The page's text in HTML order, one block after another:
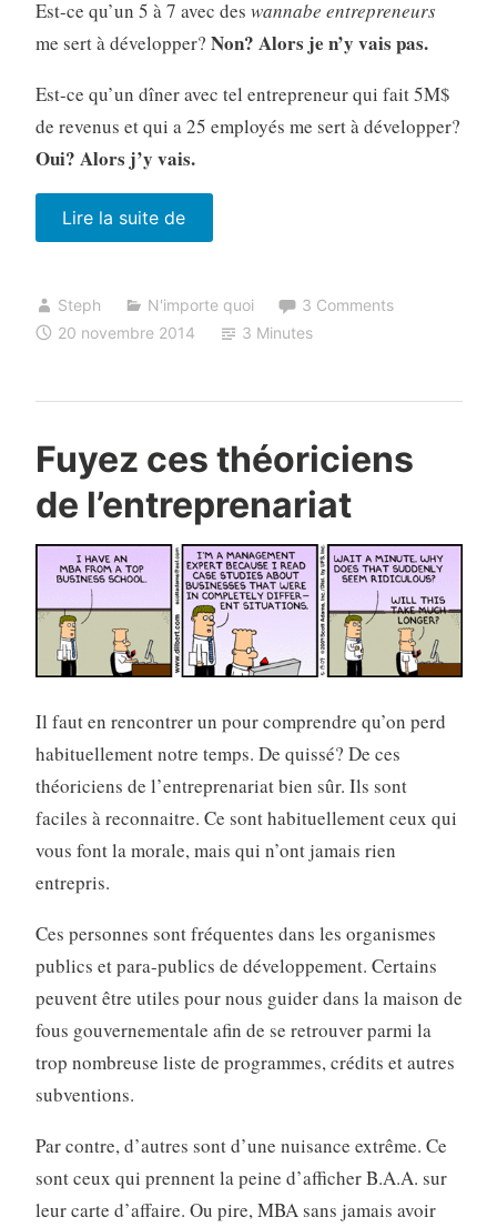
Est-ce qu’un 5 à 7 avec des wannabe entrepreneurs
me sert à développer? Non? Alors je n’y vais pas.
Est-ce qu’un dîner avec tel entrepreneur qui fait 5M$
de revenus et qui a 25 employés me sert à développer?
Oui? Alors j’y vais.
Lire la suite de« Communauté,
écosystème,
start-
up.
Steph N'importe quoi
3 Comments
20 novembre 2014
3 Minutes
Fuyez ces théoriciens
de l’entreprenariat
Il faut en rencontrer un pour comprendre qu’on perd
habituellement notre temps. De quissé? De ces
théoriciens de l’entreprenariat bien sûr. Ils sont
faciles à reconnaitre. Ce sont habituellement ceux qui
vous font la morale, mais qui n’ont jamais rien
entrepris.
Ces personnes sont fréquentes dans les organismes
publics et para-publics de développement. Certains
peuvent être utiles pour nous guider dans la maison de
fous gouvernementale afin de se retrouver parmi la
trop nombreuse liste de programmes, crédits et autres
subventions.
Par contre, d’autres sont d’une nuisance extrême. Ce
sont ceux qui prennent la peine d’afficher B.A.A. sur
leur carte d’affaire. Ou pire, MBA sans jamais avoir